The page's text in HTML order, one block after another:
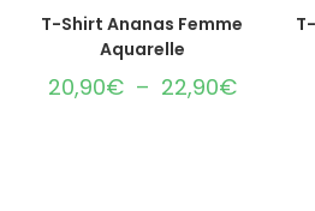
CHOIX DES OPTIONS
T-Shirt Ananas Femme
Aquarelle
20,90€ – 22,90€